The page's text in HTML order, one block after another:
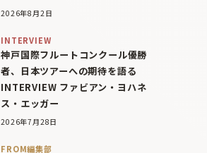
2026年8月2日
INTERVIEW
神戸国際フルートコンクール優勝
者、日本ツアーへの期待を語る
INTERVIEW ファビアン・ヨハネ
ス・エッガー
2026年7月28日
FROM編集部